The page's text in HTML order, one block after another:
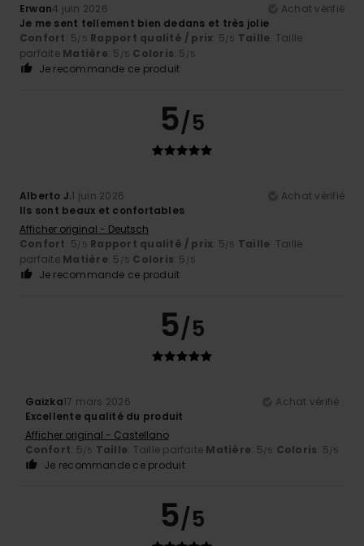
Erwan4 juin 2026
Achat vérifié
Je me sent tellement bien dedans et très jolie
Confort: 5 /5 Rapport qualité / prix: 5 /5 Taille: Taille
parfaite Matière: 5 /5 Coloris: 5 /5
Je recommande ce produit
5/5
Alberto J.1 juin 2026
Achat vérifié
Ils sont beaux et confortables
Afficher original - Deutsch
Confort: 5 /5 Rapport qualité / prix: 5 /5 Taille: Taille
parfaite Matière: 5 /5 Coloris: 5 /5
Je recommande ce produit
5/5
Gaizka17 mars 2026
Achat vérifié
Excellente qualité du produit
Afficher original - Castellano
Confort: 5 /5 Taille: Taille parfaite Matière: 5 /5 Coloris: 5 /5
Je recommande ce produit
5/5